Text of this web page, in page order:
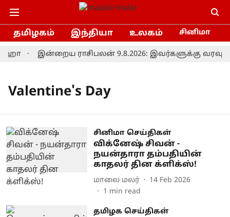
தமிழகம் இந்தியா உலகம் சினிமா
இன்றைய ராசிபலன் 9.8.2026: இவர்களுக்கு வரவு
Valentine's Day
சினிமா செய்திகள்
விக்னேஷ் சிவன் -
நயன்தாரா தம்பதியின்
காதலர் தின க்ளிக்ஸ்!
மாலை மலர்
14 Feb 2026
1 min read
தமிழக செய்திகள்